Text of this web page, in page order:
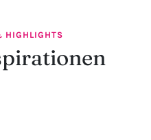
HIGHLIGHTS